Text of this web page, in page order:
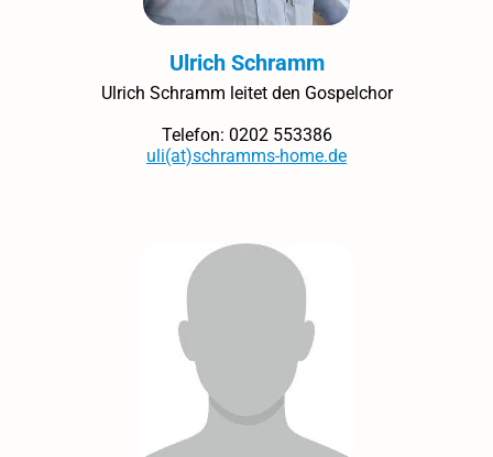
Ulrich Schramm
Ulrich Schramm leitet den Gospelchor
Telefon: 0202 553386
uli(at)schramms-home.de